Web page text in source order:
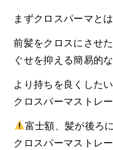
まずクロスパーマと
前髪をクロスにさせ
ぐせを抑える簡易的な
より持ちを良くした
クロスパーマストレ
富士額、髪が後ろ
クロスパーマストレ